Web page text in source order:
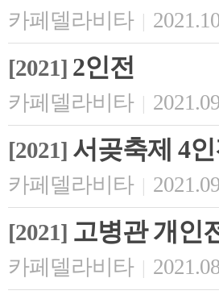
카페델라비타 |
[2021] 2인전
카페델라비타 |
[2021] 서곶축제 4
카페델라비타 |
[2021] 고병관 개인
카페델라비타 |